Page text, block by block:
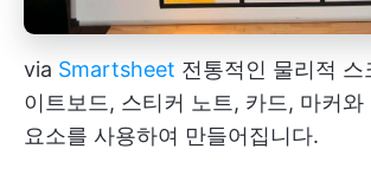
via Smartsheet 전통적인 물리적
이트보드, 스티커 노트, 카드, 마커와
요소를 사용하여 만들어집니다.